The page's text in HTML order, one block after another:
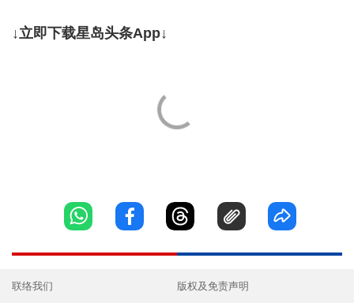
↓立即下载星岛头条App↓
联络我们 版权及免责声明